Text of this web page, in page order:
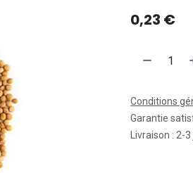
0,23 €
Conditions
Garantie
Livraison : 2-